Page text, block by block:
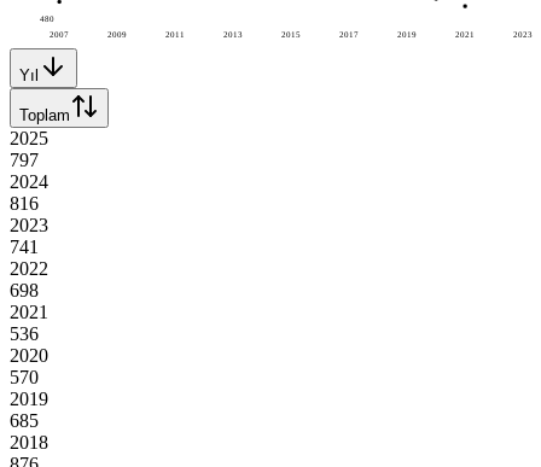
2007 2009 2011 2013 2015 2017 2019 2021 2023
480
Yıl
Toplam
2025
797
2024
816
2023
741
2022
698
2021
536
2020
570
2019
685
2018